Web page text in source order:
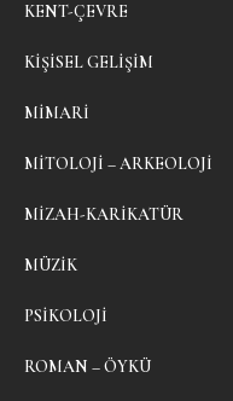
KENT-ÇEVRE
KIŞISEL GELIŞIM
MIMARI
MITOLOJI – ARKEOLOJI
MIZAH-KARIKATÜR
MÜZIK
PSIKOLOJI
ROMAN – ÖYKÜ